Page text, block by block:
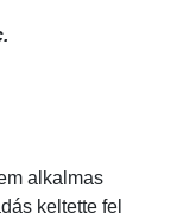
alkalmas
keltette fel